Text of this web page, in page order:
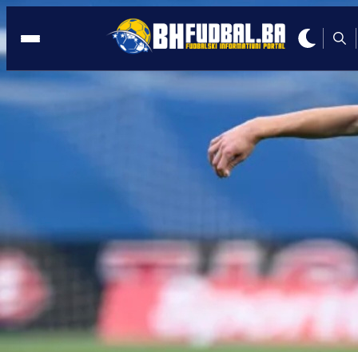
HRVATSKA
21:46, 02.06.2025
Evo koliko će Dinamo platiti za trenera
Jablanice
Autor: